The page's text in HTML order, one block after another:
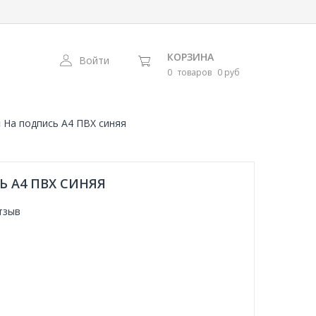
Войти КОРЗИНА
0 товаров 0 руб
На подпись А4 ПВХ синяя
А4 ПВХ СИНЯЯ